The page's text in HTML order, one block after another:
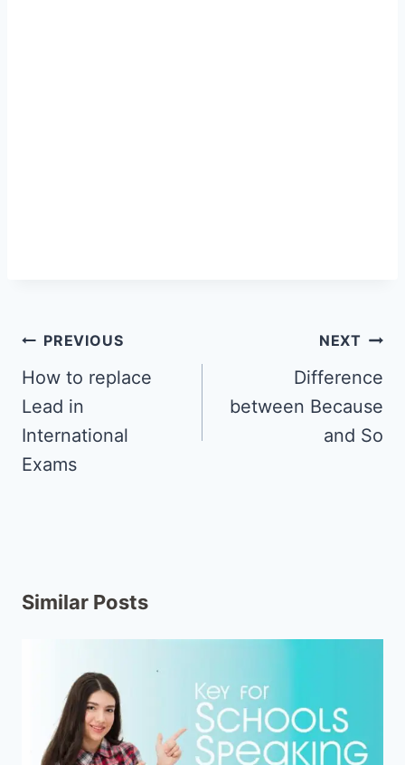
PREVIOUS
How to replace
Lead in
International
Exams
NEXT
Difference
between Because
and So
Similar Posts